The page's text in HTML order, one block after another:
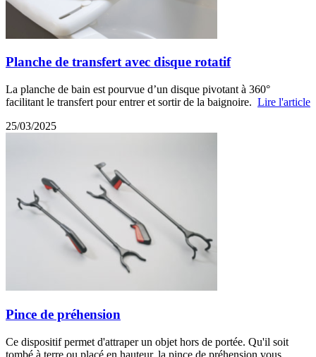
Planche de transfert avec disque rotatif
La planche de bain est pourvue d’un disque pivotant à 360°
facilitant le transfert pour entrer et sortir de la baignoire. Lire l'article
25/03/2025
Pince de préhension
Ce dispositif permet d'attraper un objet hors de portée. Qu'il soit
tombé à terre ou placé en hauteur, la pince de préhension vous